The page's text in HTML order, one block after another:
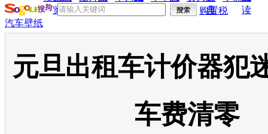
览器
赏
询
典
读
购置税
汽车壁纸
元旦出租车计价器犯
车费清零